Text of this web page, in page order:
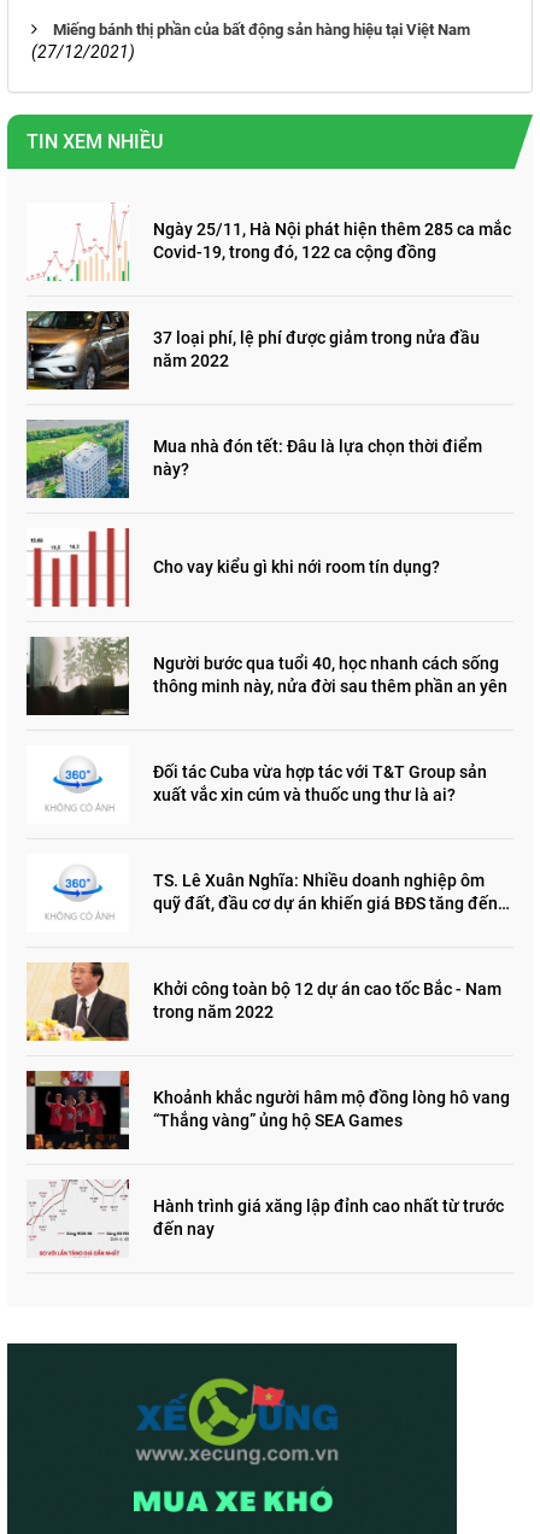
Miếng bánh thị phần của bất động sản hàng hiệu tại Việt Nam
(27/12/2021)
TIN XEM NHIỀU
Ngày 25/11, Hà Nội phát hiện thêm 285 ca mắc
Covid-19, trong đó, 122 ca cộng đồng
37 loại phí, lệ phí được giảm trong nửa đầu
năm 2022
Mua nhà đón tết: Đâu là lựa chọn thời điểm
này?
Cho vay kiểu gì khi nới room tín dụng?
Người bước qua tuổi 40, học nhanh cách sống
thông minh này, nửa đời sau thêm phần an yên
Đối tác Cuba vừa hợp tác với T&T Group sản
xuất vắc xin cúm và thuốc ung thư là ai?
TS. Lê Xuân Nghĩa: Nhiều doanh nghiệp ôm
quỹ đất, đầu cơ dự án khiến giá BĐS tăng đến
Khởi công toàn bộ 12 dự án cao tốc Bắc - Nam
trong năm 2022
Khoảnh khắc người hâm mộ đồng lòng hô vang
“Thắng vàng” ủng hộ SEA Games
Hành trình giá xăng lập đỉnh cao nhất từ trước
đến nay